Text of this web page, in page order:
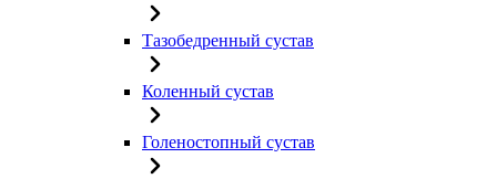
Тазобедренный сустав
Коленный сустав
Голеностопный сустав